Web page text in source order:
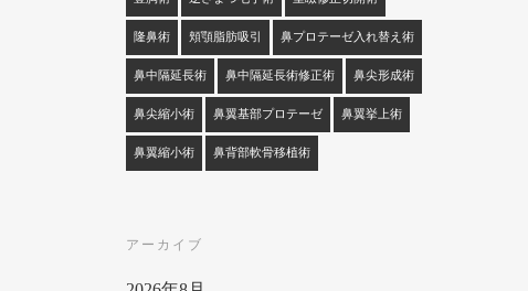
隆鼻術 頬顎脂肪吸引 鼻プロテーゼ入れ替え術
鼻中隔延長術 鼻中隔延長術修正術 鼻尖形成術
鼻尖縮小術 鼻翼基部プロテーゼ 鼻翼挙上術
鼻翼縮小術 鼻背部軟骨移植術
アーカイブ